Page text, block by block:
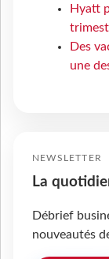
Hyatt
Des
une
NEWSLETTER
La
Débrief
nouveautés